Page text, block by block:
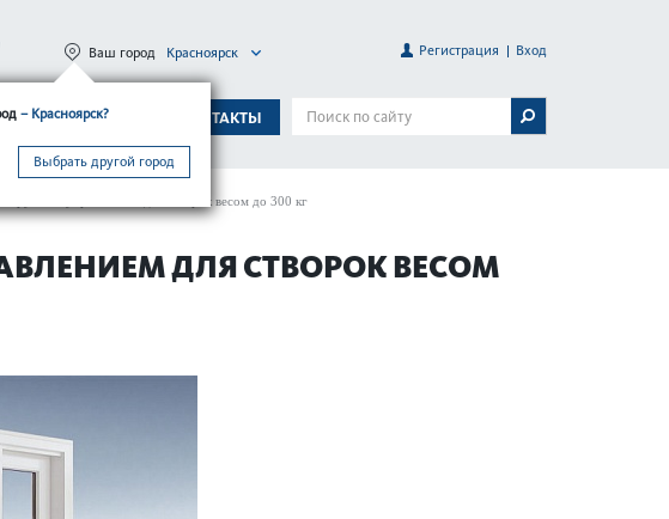
ТЕХПОДДЕРЖКА КОНТАКТЫ
– Красноярск?
Выбрать другой город
Ваш город Красноярск Регистрация Вход
ручным управлением для створок весом до 300 кг
ДЛЯ СТВОРОК ВЕСОМ